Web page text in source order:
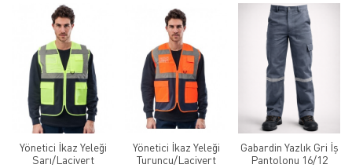
Yönetici İkaz Yeleği
Sarı/Lacivert
Yönetici İkaz Yeleği
Turuncu/Lacivert
Gabardin Yazlık Gri İş
Pantolonu 16/12